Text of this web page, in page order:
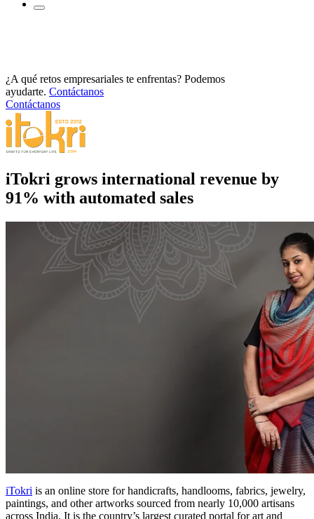
¿A qué retos empresariales te enfrentas? Podemos
ayudarte. Contáctanos
Contáctanos
iTokri grows international revenue by
91% with automated sales
iTokri is an online store for handicrafts, handlooms, fabrics, jewelry,
paintings, and other artworks sourced from nearly 10,000 artisans
across India. It is the country’s largest curated portal for art and